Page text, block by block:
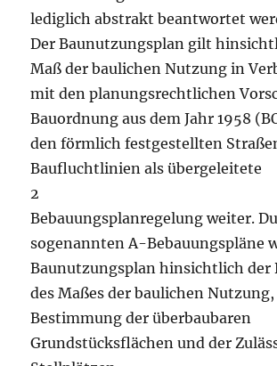
lediglich abstrakt beantwortet
Der Baunutzungsplan gilt
Maß der baulichen Nutzung in
mit den planungsrechtlichen
Bauordnung aus dem Jahr 1958
den förmlich festgestellten
Baufluchtlinien als übergeleitete
2
Bebauungsplanregelung weiter.
sogenannten A-Bebauungspläne
Baunutzungsplan hinsichtlich der
des Maßes der baulichen
Bestimmung der überbaubaren
Grundstücksflächen und der